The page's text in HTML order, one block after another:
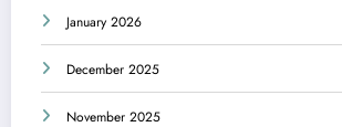
January 2026
December 2025
November 2025